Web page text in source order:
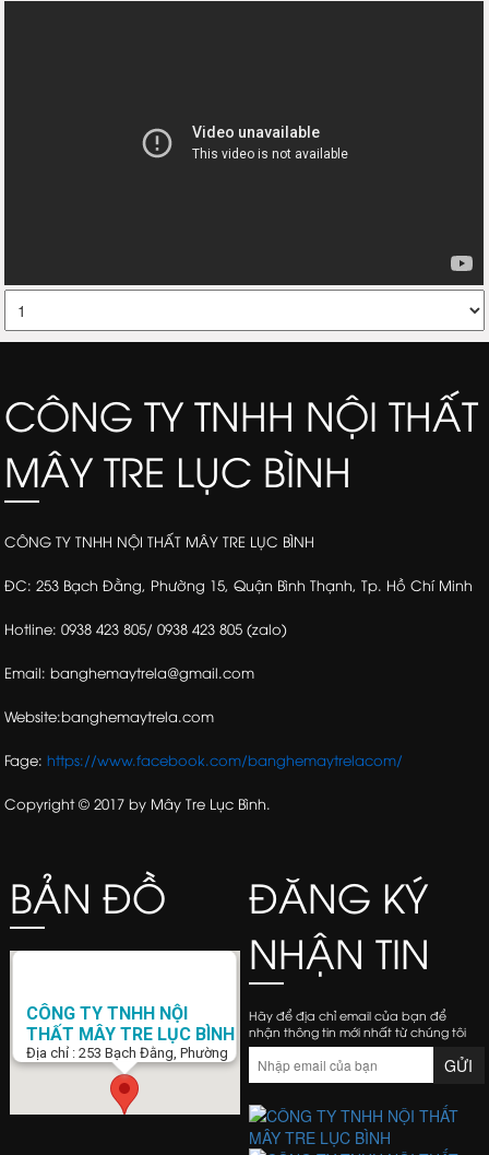
CÔNG TY TNHH NỘI THẤT
MÂY TRE LỤC BÌNH
CÔNG TY TNHH NỘI THẤT MÂY TRE LỤC BÌNH
ĐC: 253 Bạch Đằng, Phường 15, Quận Bình Thạnh, Tp. Hồ Chí Minh
Hotline: 0938 423 805/ 0938 423 805 (zalo)
Email: banghemaytrela@gmail.com
Website:banghemaytrela.com
Fage:https://www.facebook.com/banghemaytrelacom/
Copyright © 2017 by Mây Tre Lục Bình.
BẢN ĐỒ
CÔNG TY TNHH NỘI
THẤT MÂY TRE LỤC BÌNH
Địa chỉ : 253 Bạch Đằng, Phường
15, Q. Bình Thạnh, Tp. Hồ Chí Minh
Điện Thoại : 0938 423 805
banghemaytrela@gmail.com
ĐĂNG KÝ
NHẬN TIN
Hãy để địa chỉ email của bạn để
nhận thông tin mới nhất từ chúng tôi